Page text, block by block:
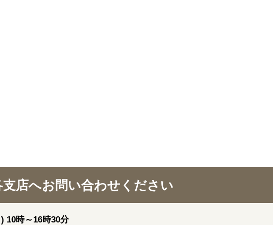
店へお問い合わせください
10時～16時30分